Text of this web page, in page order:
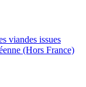
viandes issues
(Hors France)